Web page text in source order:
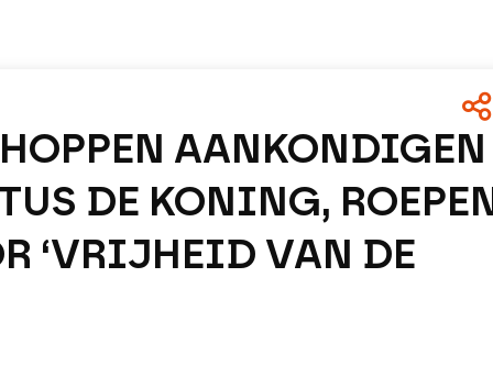
AANKONDIGEN
DE KONING, ROEPEN
‘VRIJHEID VAN DE